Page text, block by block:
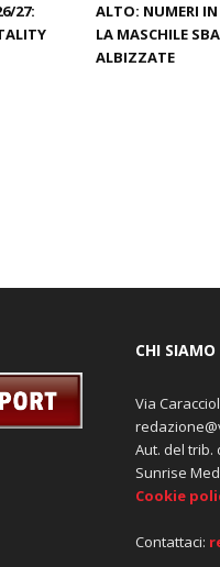
27:
ALTO: NUMERI
LA MASCHILE
ALBIZZATE
CHI SIAMO
Via
Aut. del trib.
Sunrise
Cookie
Contattaci: